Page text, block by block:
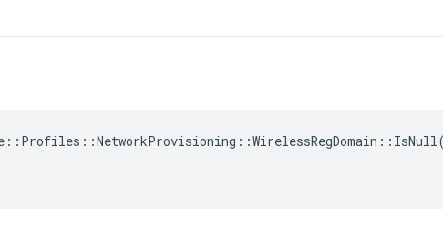
:: Profiles ::NetworkProvisioning ::WirelessRegDomain :: IsNull(